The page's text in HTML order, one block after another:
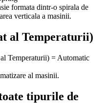
formata dintr-o spirala de
verticala a masinii.
al Temperaturii)
Temperaturii) = Automatic
al masinii.
tipurile de